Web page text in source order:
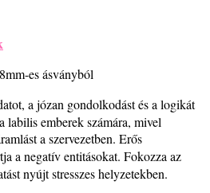
es ásványból
a józan gondolkodást és a logikát
labilis emberek számára, mivel
a szervezetben. Erős
a negatív entitásokat. Fokozza az
nyújt stresszes helyzetekben.